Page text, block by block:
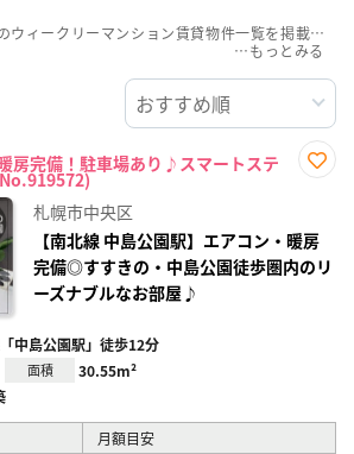
房完備！駐車場あり♪スマートステ
録
札幌市中央区
【南北線 中島公園駅】エアコン・暖房
完備◎すすきの・中島公園徒歩圏内のリ
ーズナブルなお部屋♪
中島公園駅」徒歩12分
面積 30.55m²
月額目安
山鼻９条駅/特急対応可のウィークリーマンション賃貸物件一覧を掲載中。敷金・礼金無料、家具・家電付をご紹介。こだわり条件での絞込みも簡単！
…